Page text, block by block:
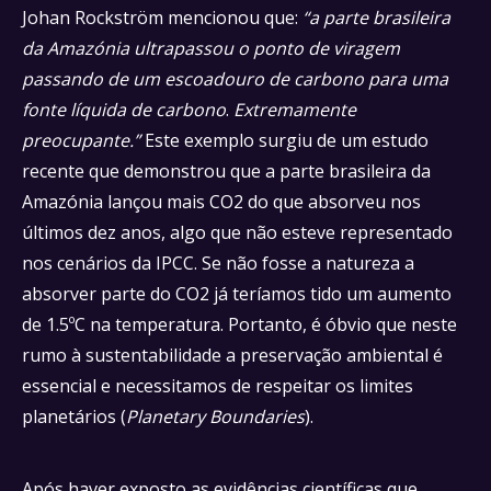
Johan Rockström mencionou que: “a parte brasileira
da Amazónia ultrapassou o ponto de viragem
passando de um escoadouro de carbono para uma
fonte líquida de carbono. Extremamente
preocupante.”Este exemplo surgiu de um estudo
recente que demonstrou que a parte brasileira da
Amazónia lançou mais CO2 do que absorveu nos
últimos dez anos, algo que não esteve representado
nos cenários da IPCC. Se não fosse a natureza a
absorver parte do CO2 já teríamos tido um aumento
de 1.5ºC na temperatura. Portanto, é óbvio que neste
rumo à sustentabilidade a preservação ambiental é
essencial e necessitamos de respeitar os limites
planetários (Planetary Boundaries).